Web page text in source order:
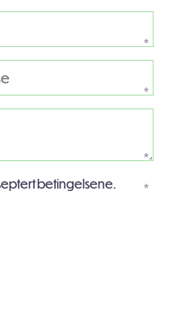
*
*
*
betingelsene. *